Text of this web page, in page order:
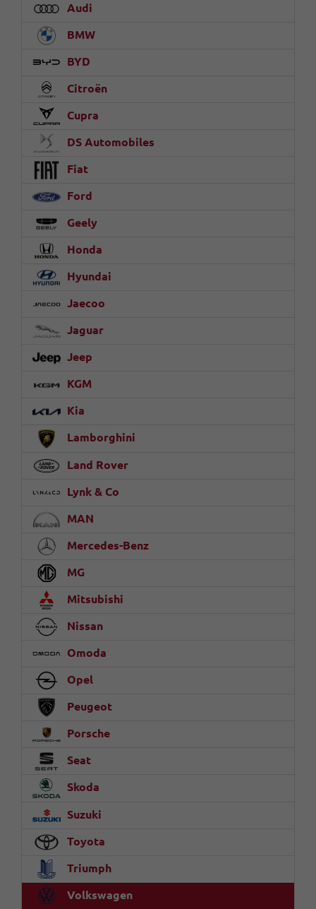
Audi
BMW
BYD
Citroën
Cupra
DS Automobiles
Fiat
Ford
Geely
Honda
Hyundai
Jaecoo
Jaguar
Jeep
KGM
Kia
Lamborghini
Land Rover
Lynk & Co
MAN
Mercedes-Benz
MG
Mitsubishi
Nissan
Omoda
Opel
Peugeot
Porsche
Seat
Skoda
Suzuki
Toyota
Triumph
Volkswagen